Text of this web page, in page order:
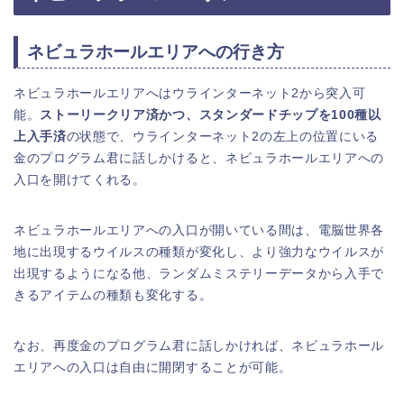
ネビュラホールエリアへの行き方
ネビュラホールエリアへはウラインターネット2から突入可
能。
ストーリークリア済かつ、スタンダードチップを100種以
上入手済の状態で、ウラインターネット2の左上の位置にいる
金のプログラム君に話しかけると、ネビュラホールエリアへの
入口を開けてくれる。
ネビュラホールエリアへの入口が開いている間は、電脳世界各
地に出現するウイルスの種類が変化し、より強力なウイルスが
出現するようになる他、ランダムミステリーデータから入手で
きるアイテムの種類も変化する。
なお、再度金のプログラム君に話しかければ、ネビュラホール
エリアへの入口は自由に開閉することが可能。